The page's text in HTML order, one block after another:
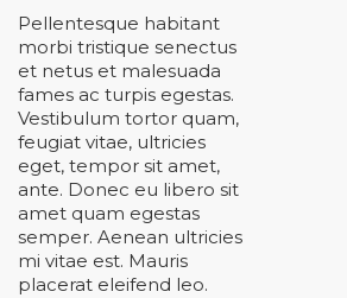
Pellentesque habitant
morbi tristique senectus
et netus et malesuada
fames ac turpis egestas.
Vestibulum tortor quam,
feugiat vitae, ultricies
eget, tempor sit amet,
ante. Donec eu libero sit
amet quam egestas
semper. Aenean ultricies
mi vitae est. Mauris
placerat eleifend leo.